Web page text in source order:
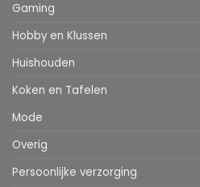
Gaming
Hobby en Klussen
Huishouden
Koken en Tafelen
Mode
Overig
Persoonlijke verzorging